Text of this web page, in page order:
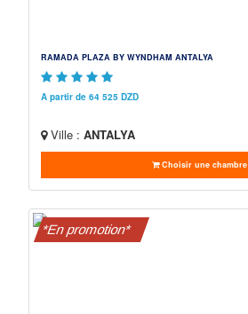
RAMADA PLAZA BY WYNDHAM ANTALYA
A partir de 64 525 DZD
Ville : ANTALYA
Choisir une chambre
*En promotion*